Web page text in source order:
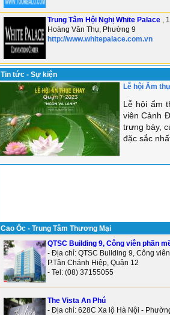
Trung Tâm Hội Nghị White Palace ,
Hoàng Văn Thụ, Phường 9
http://www.whitepalace.com.vn
Tin tức - Sự kiện
Lễ hội Ẩm
Lễ hội ẩm
viên Cảnh
trưng bày,
đặc sắc
Cao Ốc - Trung Tâm Thương Mại
QTSC Building 9, Công viên phần
- Địa chỉ: QTSC Building 9, Công
P.Tân Chánh Hiệp, Quận 12
- Tel: (08) 37155055
The Vista An Phú
- Địa chỉ: 628C Xa lộ Hà Nội -